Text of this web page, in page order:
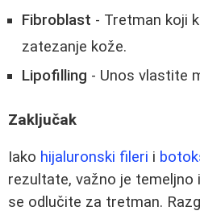
Fibroblast - Tretman koji
zatezanje kože.
Lipofilling - Unos vlastite
Zaključak
Iako hijaluronski fileri i
rezultate, važno je
se odlučite za tretman.